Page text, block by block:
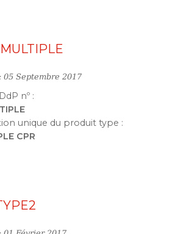
05 Septembre 2017
nº :
unique du produit type :
CPR